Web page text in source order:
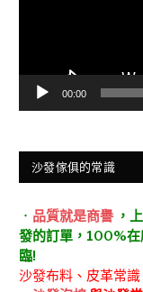
00:00
沙發傢俱的常識
． 品質就是商譽 ，
發的訂單，100%在
臨!
沙發布料、皮革常識